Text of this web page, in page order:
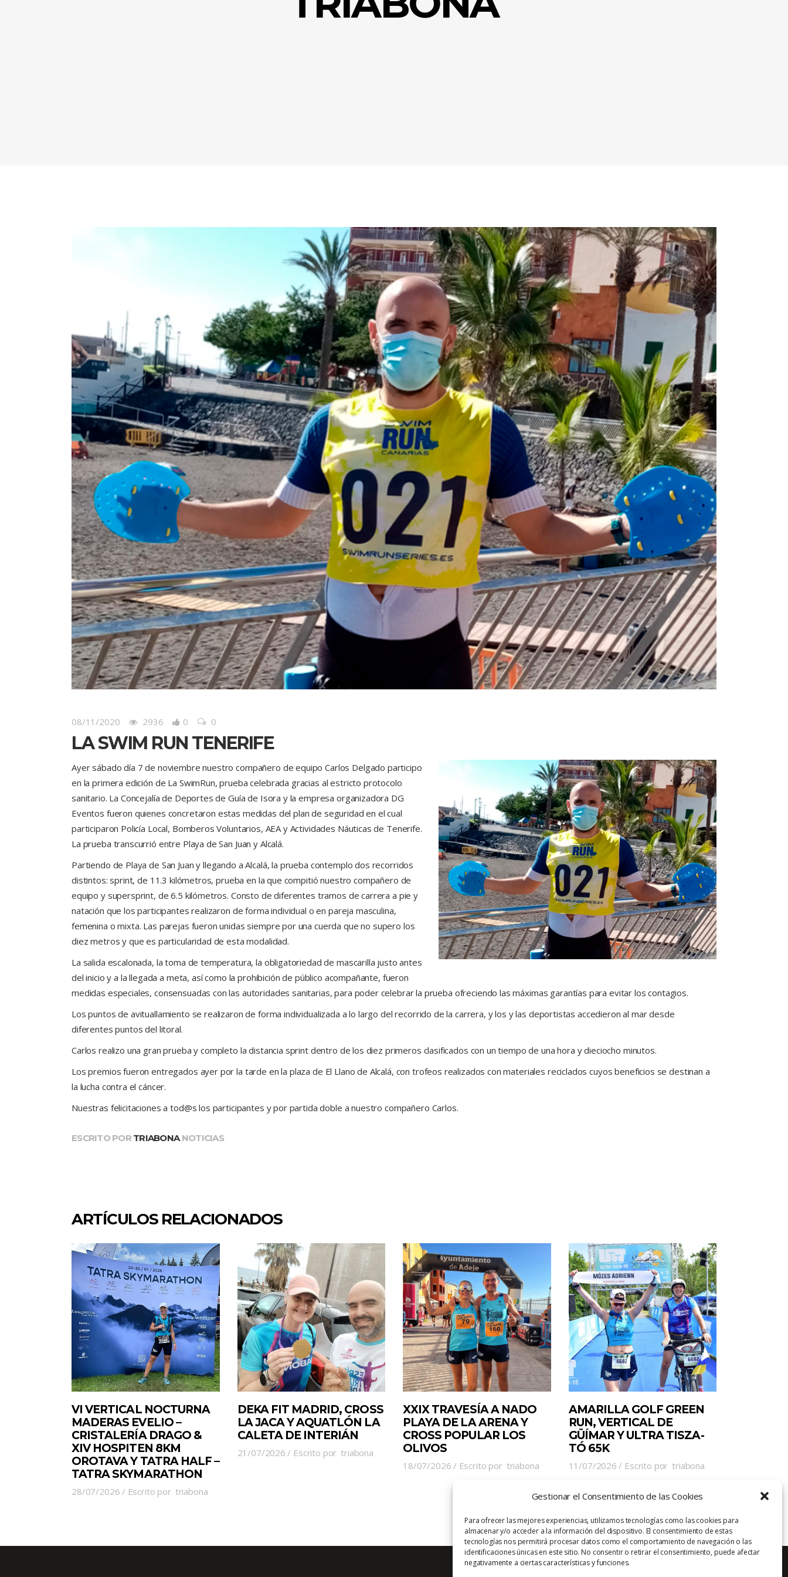
Gestionar el Consentimiento de las Cookies
Para ofrecer las mejores experiencias, utilizamos tecnologías como las cookies para
almacenar y/o acceder a la información del dispositivo. El consentimiento de estas
tecnologías nos permitirá procesar datos como el comportamiento de navegación o las
identificaciones únicas en este sitio. No consentir o retirar el consentimiento, puede afectar
negativamente a ciertas características y funciones.
08/11/2020 2936 0 0
LA SWIM RUN TENERIFE
Ayer sábado día 7 de noviembre nuestro compañero de equipo Carlos Delgado participo
en la primera edición de La SwimRun, prueba celebrada gracias al estricto protocolo
sanitario. La Concejalía de Deportes de Guía de Isora y la empresa organizadora DG
Eventos fueron quienes concretaron estas medidas del plan de seguridad en el cual
participaron Policía Local, Bomberos Voluntarios, AEA y Actividades Náuticas de Tenerife.
La prueba transcurrió entre Playa de San Juan y Alcalá.
Partiendo de Playa de San Juan y llegando a Alcalá, la prueba contemplo dos recorridos
distintos: sprint, de 11.3 kilómetros, prueba en la que compitió nuestro compañero de
equipo y supersprint, de 6.5 kilómetros. Consto de diferentes tramos de carrera a pie y
natación que los participantes realizaron de forma individual o en pareja masculina,
femenina o mixta. Las parejas fueron unidas siempre por una cuerda que no supero los
diez metros y que es particularidad de esta modalidad.
La salida escalonada, la toma de temperatura, la obligatoriedad de mascarilla justo antes
del inicio y a la llegada a meta, así como la prohibición de público acompañante, fueron
medidas especiales, consensuadas con las autoridades sanitarias, para poder celebrar la prueba ofreciendo las máximas garantías para evitar los contagios.
Los puntos de avituallamiento se realizaron de forma individualizada a lo largo del recorrido de la carrera, y los y las deportistas accedieron al mar desde
diferentes puntos del litoral.
Carlos realizo una gran prueba y completo la distancia sprint dentro de los diez primeros clasificados con un tiempo de una hora y dieciocho minutos.
Los premios fueron entregados ayer por la tarde en la plaza de El Llano de Alcalá, con trofeos realizados con materiales reciclados cuyos beneficios se destinan a
la lucha contra el cáncer.
Nuestras felicitaciones a tod@s los participantes y por partida doble a nuestro compañero Carlos.
ESCRITO POR TRIABONA NOTICIAS
ARTÍCULOS RELACIONADOS
VI VERTICAL NOCTURNA
MADERAS EVELIO –
CRISTALERÍA DRAGO &
XIV HOSPITEN 8KM
OROTAVA Y TATRA HALF –
TATRA SKYMARATHON
28/07/2026 Escrito por triabona
DEKA FIT MADRID, CROSS
LA JACA Y AQUATLÓN LA
CALETA DE INTERIÁN
21/07/2026 Escrito por triabona
XXIX TRAVESÍA A NADO
PLAYA DE LA ARENA Y
CROSS POPULAR LOS
OLIVOS
18/07/2026 Escrito por triabona
AMARILLA GOLF GREEN
RUN, VERTICAL DE
GÜÍMAR Y ULTRA TISZA-
TÓ 65K
11/07/2026 Escrito por triabona